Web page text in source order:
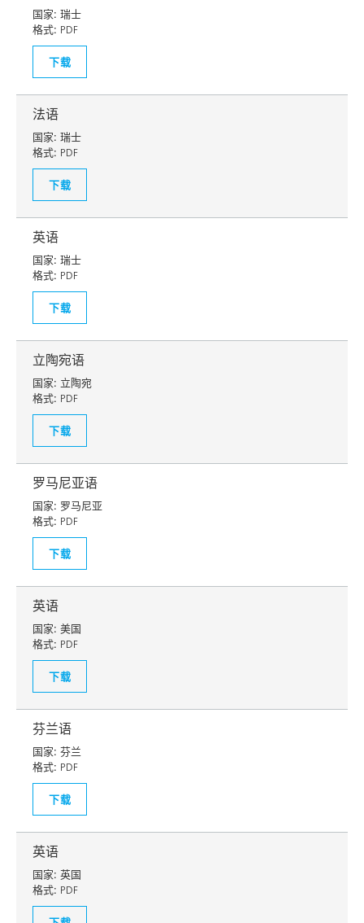
国家: 瑞士
格式: PDF
下载
法语
国家: 瑞士
格式: PDF
下载
英语
国家: 瑞士
格式: PDF
下载
立陶宛语
国家: 立陶宛
格式: PDF
下载
罗马尼亚语
国家: 罗马尼亚
格式: PDF
下载
英语
国家: 美国
格式: PDF
下载
芬兰语
国家: 芬兰
格式: PDF
下载
英语
国家: 英国
格式: PDF